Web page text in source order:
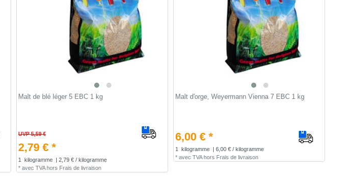
Malt de blé léger 5 EBC 1 kg
UVP 5,59 €
2,79 € *
1 kilogramme
| 2,79 € / kilogramme
* avec TVAhors Frais de livraison
Malt d'orge, Weyermann Vienna 7 EBC 1 kg
6,00 € *
1 kilogramme
| 6,00 € / kilogramme
* avec TVAhors Frais de livraison